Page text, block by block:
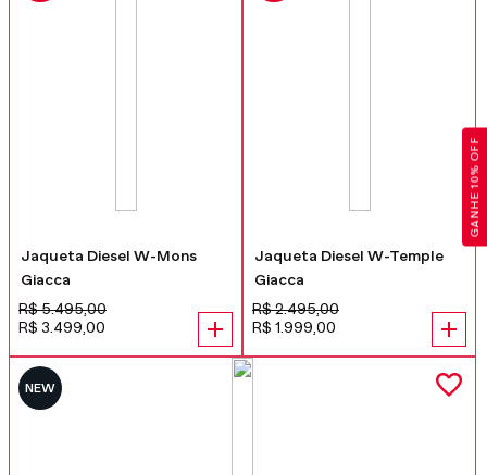
GANHE 10% OFF
Jaqueta Diesel W-Mons
Giacca
R$5.495,00
R$ 3 499 00
Jaqueta Diesel W-Temple
Giacca
R$2.495,00
R$ 1 999 00
NEW